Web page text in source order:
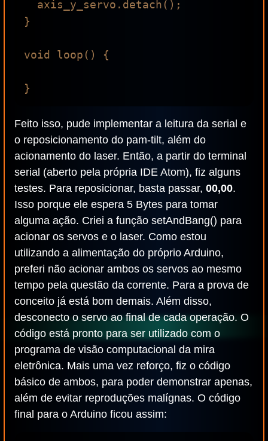
}
void loop() {
Feito isso, pude implementar a leitura da serial e
o reposicionamento do pam-tilt, além do
acionamento do laser. Então, a partir do terminal
serial (aberto pela própria IDE Atom), fiz alguns
testes. Para reposicionar, basta passar, 00,00.
Isso porque ele espera 5 Bytes para tomar
alguma ação. Criei a função setAndBang() para
acionar os servos e o laser. Como estou
utilizando a alimentação do próprio Arduino,
preferi não acionar ambos os servos ao mesmo
tempo pela questão da corrente. Para a prova de
conceito já está bom demais. Além disso,
desconecto o servo ao final de cada operação. O
código está pronto para ser utilizado com o
programa de visão computacional da mira
eletrônica. Mais uma vez reforço, fiz o código
básico de ambos, para poder demonstrar apenas,
além de evitar reproduções malígnas. O código
final para o Arduino ficou assim: